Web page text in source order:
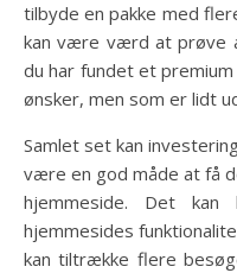
tilbyde en pakke med
kan være værd at prøve
du har fundet et
ønsker, men som er lidt
Samlet set kan
være en god måde at få
hjemmeside. Det
hjemmesides
kan tiltrække flere